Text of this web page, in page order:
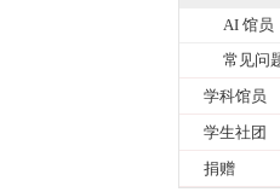
AI 馆员
常见问
学科馆员
学生社团
捐赠